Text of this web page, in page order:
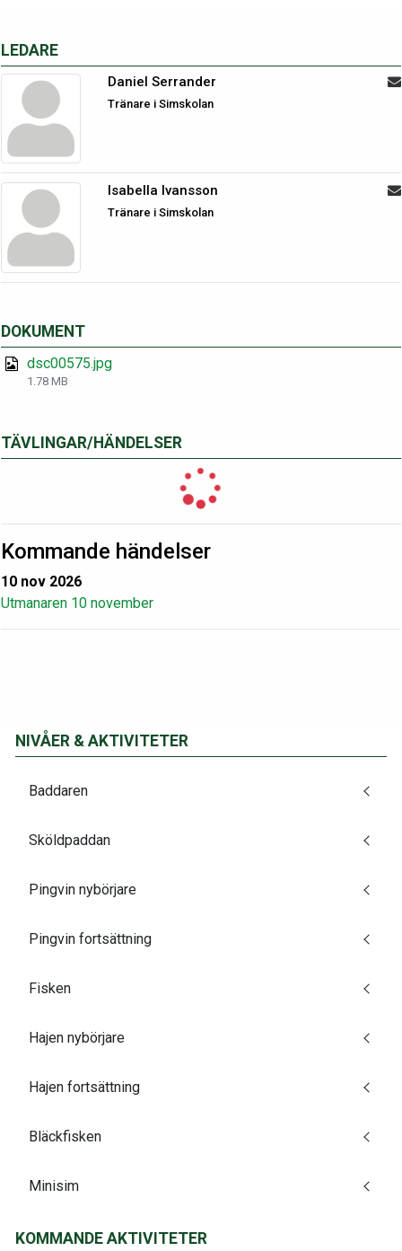
LEDARE
Daniel Serrander
Tränare i Simskolan
Isabella Ivansson
Tränare i Simskolan
DOKUMENT
dsc00575.jpg
1.78 MB
TÄVLINGAR/HÄNDELSER
Kommande händelser
10 nov 2026
Utmanaren 10 november
NIVÅER & AKTIVITETER
Baddaren
Sköldpaddan
Pingvin nybörjare
Pingvin fortsättning
Fisken
Hajen nybörjare
Hajen fortsättning
Bläckfisken
Minisim
KOMMANDE AKTIVITETER